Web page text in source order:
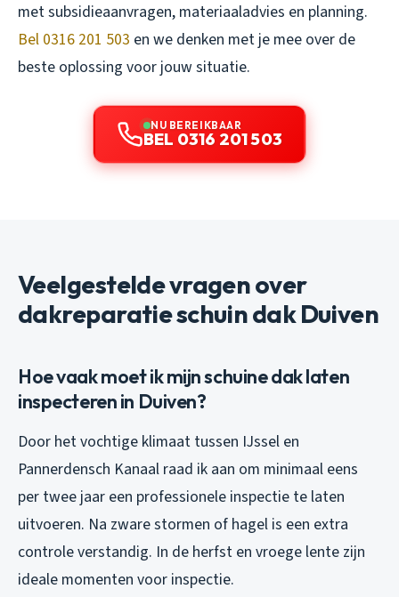
met subsidieaanvragen, materiaaladvies en planning.
Bel 0316 201 503 en we denken met je mee over de
beste oplossing voor jouw situatie.
NU BEREIKBAAR
BEL 0316 201 503
Veelgestelde vragen over
dakreparatie schuin dak Duiven
Hoe vaak moet ik mijn schuine dak laten
inspecteren in Duiven?
Door het vochtige klimaat tussen IJssel en
Pannerdensch Kanaal raad ik aan om minimaal eens
per twee jaar een professionele inspectie te laten
uitvoeren. Na zware stormen of hagel is een extra
controle verstandig. In de herfst en vroege lente zijn
ideale momenten voor inspectie.